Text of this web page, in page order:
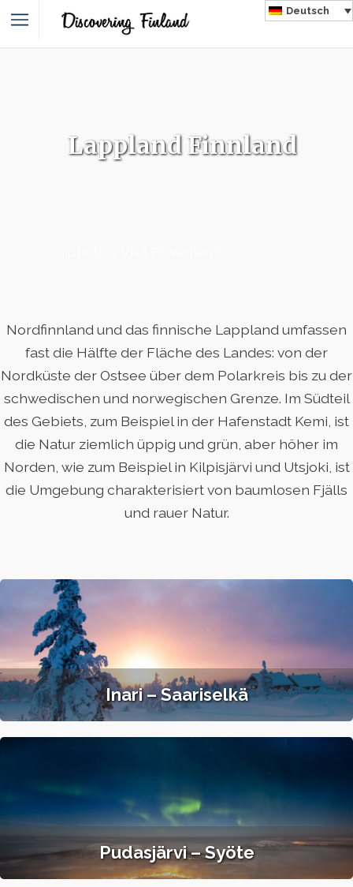
Deutsch
Lappland Finnland
Nordfinnland und das finnische Lappland umfassen
fast die Hälfte der Fläche des Landes: von der
Nordküste der Ostsee über dem Polarkreis bis zu der
schwedischen und norwegischen Grenze. Im Südteil
des Gebiets, zum Beispiel in der Hafenstadt Kemi, ist
die Natur ziemlich üppig und grün, aber höher im
Norden, wie zum Beispiel in Kilpisjärvi und Utsjoki, ist
die Umgebung charakterisiert von baumlosen Fjälls
und rauer Natur.
Inari – Saariselkä
Pudasjärvi – Syöte